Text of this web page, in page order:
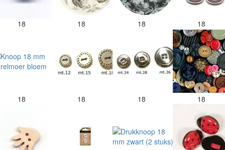
18 18 18 18
18 18 18 18